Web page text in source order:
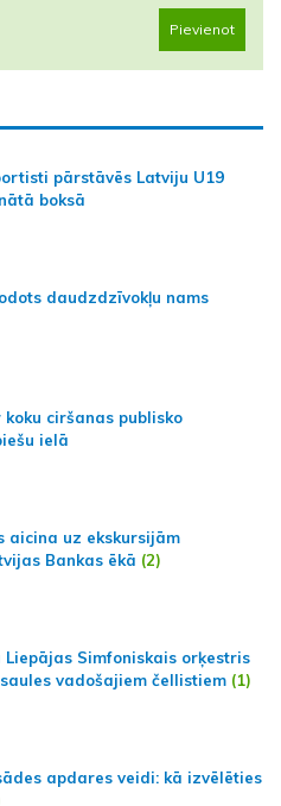
Pievienot
pārstāvēs Latviju U19
boksā
daudzdzīvokļu nams
ciršanas publisko
ielā
aicina uz ekskursijām
Bankas ēkā (2)
Liepājas Simfoniskais orķestris
vadošajiem čellistiem (1)
apdares veidi: kā izvēlēties